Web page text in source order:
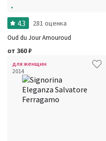
4.3 281 оценка
Oud du Jour Amouroud
от 360₽
для женщин
2014